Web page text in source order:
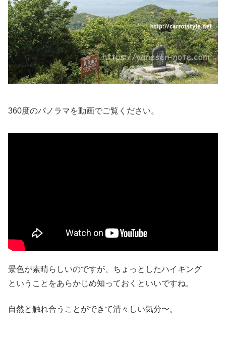
360度のパノラマを動画でご覧ください。
景色が素晴らしいのですが、ちょっとしたハイキング
ということをあらかじめ知っておくといいですね。
自然と触れ合うことができて清々しい気分〜。